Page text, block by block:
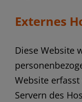
Externes
Diese Website
Website
Servern des